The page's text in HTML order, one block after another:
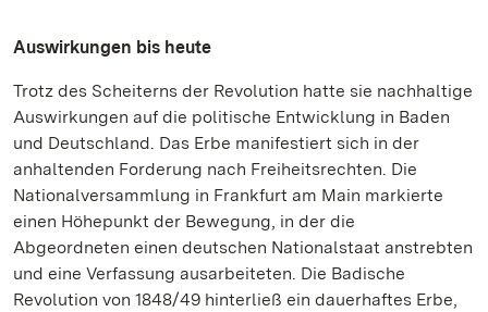
Auswirkungen bis heute
Trotz des Scheiterns der Revolution hatte sie nachhaltige
Auswirkungen auf die politische Entwicklung in Baden
und Deutschland. Das Erbe manifestiert sich in der
anhaltenden Forderung nach Freiheitsrechten. Die
Nationalversammlung in Frankfurt am Main markierte
einen Höhepunkt der Bewegung, in der die
Abgeordneten einen deutschen Nationalstaat anstrebten
und eine Verfassung ausarbeiteten. Die Badische
Revolution von 1848/49 hinterließ ein dauerhaftes Erbe,